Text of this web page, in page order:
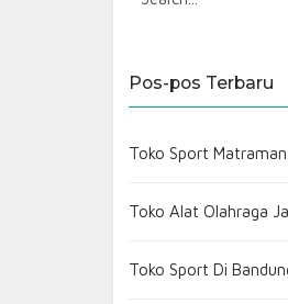
Pos-pos Terbaru
Toko Sport Matraman
Toko Alat Olahraga
Toko Sport Di